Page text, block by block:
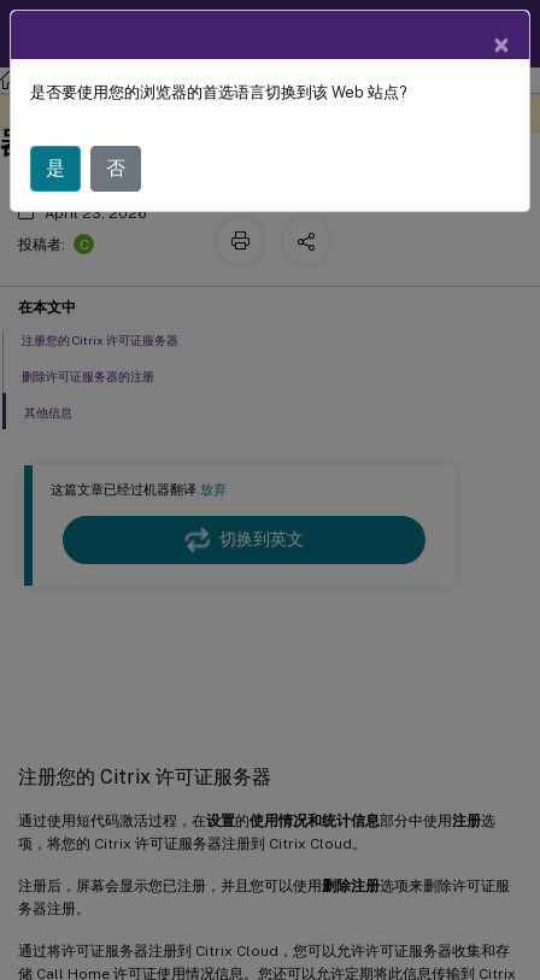
许可 许可 11.17.2 版本 52100
这篇文章已经过机器翻译.放弃
切换到英文
注册您的 Citrix 许可证服务器
通过使用短代码激活过程，在设置的使用情况和统计信息部分中使用注册选
项，将您的 Citrix 许可证服务器注册到 Citrix Cloud。
注册后，屏幕会显示您已注册，并且您可以使用删除注册选项来删除许可证服
务器注册。
通过将许可证服务器注册到 Citrix Cloud，您可以允许许可证服务器收集和存
储 Call Home 许可证使用情况信息。您还可以允许定期将此信息传输到 Citrix
注册和取消注册您的 Citrix 许可证服务
器
April 23, 2026
投稿者:
C
在本文中
注册您的 Citrix 许可证服务器
删除许可证服务器的注册
其他信息
×
是否要使用您的浏览器的首选语言切换到该 Web 站点?
是 否